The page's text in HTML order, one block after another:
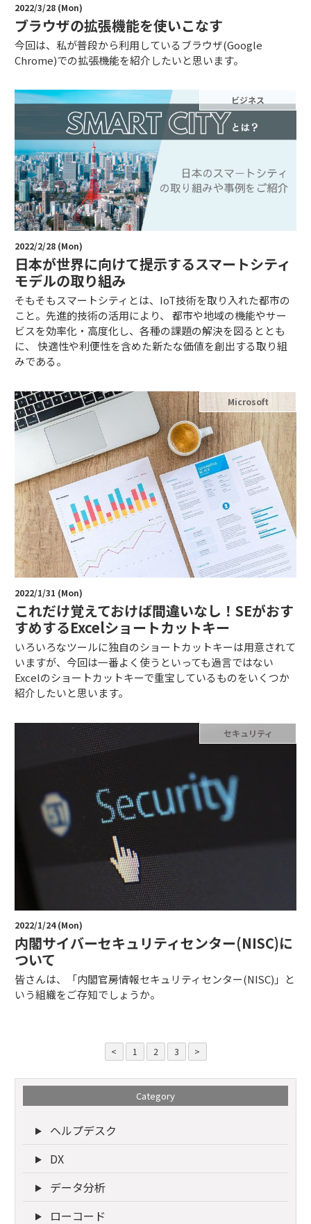
2022/3/28 (Mon)
ブラウザの拡張機能を使いこなす
今回は、私が普段から利用しているブラウザ(Google
Chrome)での拡張機能を紹介したいと思います。
ビジネス
2022/2/28 (Mon)
日本が世界に向けて提示するスマートシティ
モデルの取り組み
そもそもスマートシティとは、IoT技術を取り入れた都市の
こと。先進的技術の活用により、 都市や地域の機能やサー
ビスを効率化・高度化し、各種の課題の解決を図るととも
に、 快適性や利便性を含めた新たな価値を創出する取り組
みである。
Microsoft
2022/1/31 (Mon)
これだけ覚えておけば間違いなし！SEがおす
すめするExcelショートカットキー
いろいろなツールに独自のショートカットキーは用意されて
いますが、今回は一番よく使うといっても過言ではない
Excelのショートカットキーで重宝しているものをいくつか
紹介したいと思います。
セキュリティ
2022/1/24 (Mon)
内閣サイバーセキュリティセンター(NISC)に
ついて
皆さんは、「内閣官房情報セキュリティセンター(NISC)」と
いう組織をご存知でしょうか。
< 1 2 3 >
Category
ヘルプデスク
DX
データ分析
ローコード